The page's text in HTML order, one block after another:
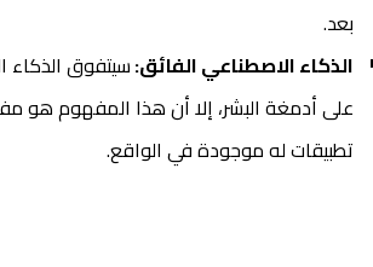
بعد.
الذكاء الاصطناعي الفائق:سيتفوق الذكاء
على أدمغة البشر، إلا أن هذا المفهوم هو
تطبيقات له موجودة في الواقع.